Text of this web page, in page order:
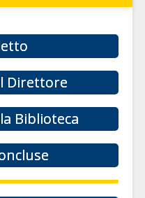
Direttore
Biblioteca